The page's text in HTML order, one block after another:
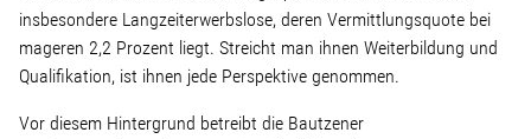
Sonstiges
Wahlkreis
insbesondere Langzeiterwerbslose, deren Vermittlungsquote bei
mageren 2,2 Prozent liegt. Streicht man ihnen Weiterbildung und
Qualifikation, ist ihnen jede Perspektive genommen.
Vor diesem Hintergrund betreibt die Bautzener